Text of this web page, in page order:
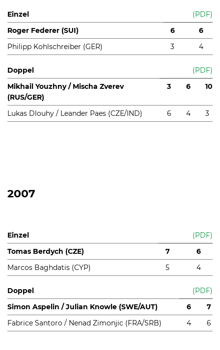
Einzel
(PDF)
Roger Federer (SUI)
6
6
Philipp Kohlschreiber (GER)
3 4
Doppel
(PDF)
Mikhail Youzhny / Mischa Zverev
(RUS/GER)
3 6 10
Lukas Dlouhy / Leander Paes (CZE/IND) 6 4 3
2007
Einzel
(PDF)
Tomas Berdych (CZE)
7
6
Marcos Baghdatis (CYP)
5 4
Doppel
(PDF)
Simon Aspelin / Julian Knowle (SWE/AUT)
6
7
Fabrice Santoro / Nenad Zimonjic (FRA/SRB)
4 6